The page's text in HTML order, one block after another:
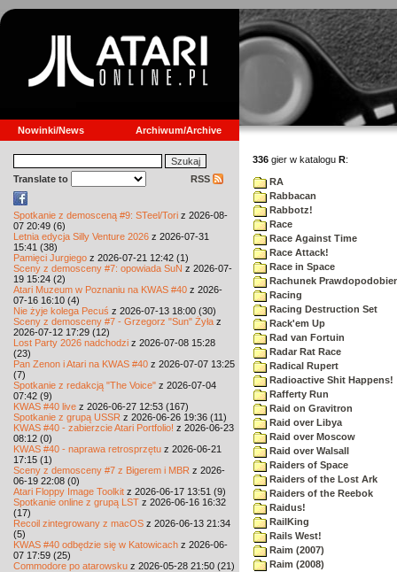
Nowinki/News Archiwum/Archive
Translate to RSS
Spotkanie z demosceną #9: STeel/Tori z 2026-08-
07 20:49 (6)
Letnia edycja Silly Venture 2026 z 2026-07-31
15:41 (38)
Pamięci Jurgiego z 2026-07-21 12:42 (1)
Sceny z demosceny #7: opowiada SuN z 2026-07-
19 15:24 (2)
Atari Muzeum w Poznaniu na KWAS #40 z 2026-
07-16 16:10 (4)
Nie żyje kolega Pecuś z 2026-07-13 18:00 (30)
Sceny z demosceny #7 - Grzegorz "Sun" Żyła z
2026-07-12 17:29 (12)
Lost Party 2026 nadchodzi z 2026-07-08 15:28
(23)
Pan Zenon i Atari na KWAS #40 z 2026-07-07 13:25
(7)
Spotkanie z redakcją "The Voice" z 2026-07-04
07:42 (9)
KWAS #40 live z 2026-06-27 12:53 (167)
Spotkanie z grupą USSR z 2026-06-26 19:36 (11)
KWAS #40 - zabierzcie Atari Portfolio! z 2026-06-23
08:12 (0)
KWAS #40 - naprawa retrosprzętu z 2026-06-21
17:15 (1)
Sceny z demosceny #7 z Bigerem i MBR z 2026-
06-19 22:08 (0)
Atari Floppy Image Toolkit z 2026-06-17 13:51 (9)
Spotkanie online z grupą LST z 2026-06-16 16:32
(17)
Recoil zintegrowany z macOS z 2026-06-13 21:34
(5)
KWAS #40 odbędzie się w Katowicach z 2026-06-
07 17:59 (25)
Commodore po atarowsku z 2026-05-28 21:50 (21)
336 gier w katalogu R:
RA
Rabbacan
Rabbotz!
Race
Race Against Time
Race Attack!
Race in Space
Rachunek
Racing
Racing Destruction Set
Rack'em Up
Rad van Fortuin
Radar Rat Race
Radical Rupert
Radioactive Shit Happens!
Rafferty Run
Raid on Gravitron
Raid over Libya
Raid over Moscow
Raid over Walsall
Raiders of Space
Raiders of the Lost Ark
Raiders of the Reebok
Raidus!
RailKing
Rails West!
Raim (2007)
Raim (2008)